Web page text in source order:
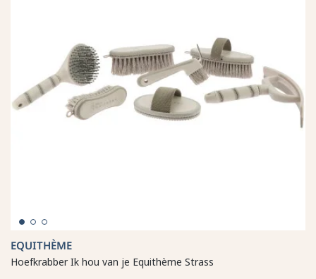
EQUITHÈME
Hoefkrabber Ik hou van je Equithème Strass